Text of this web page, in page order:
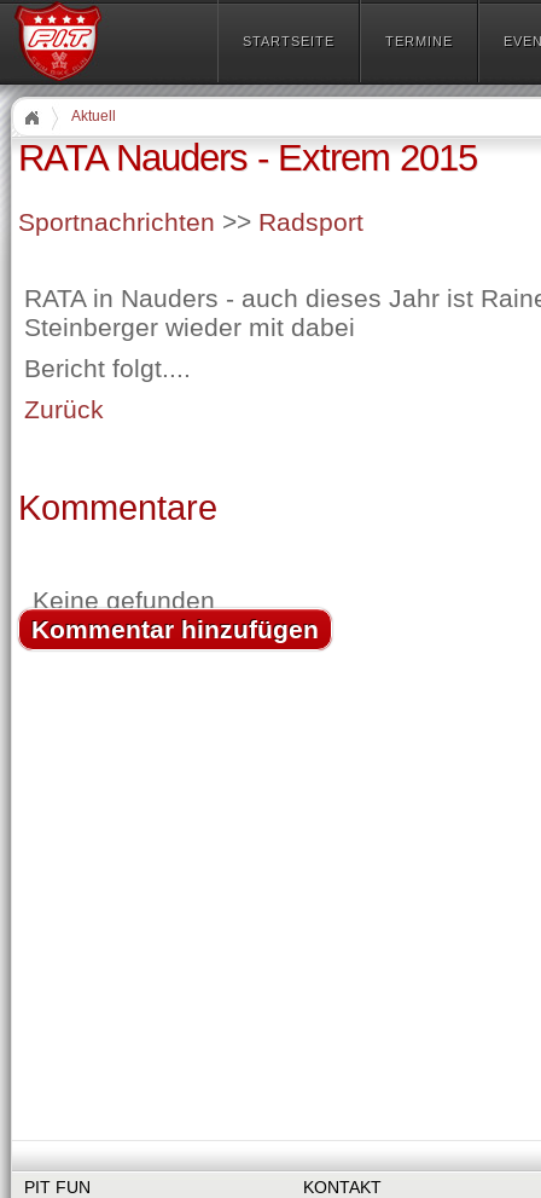
STARTSEITE TERMINE
Aktuell
RATA Nauders - Extrem 2015
Sportnachrichten >> Radsport
RATA in Nauders - auch dieses Jahr ist
Steinberger wieder mit dabei
Bericht folgt....
Zurück
Kommentare
Keine gefunden
Kommentar hinzufügen
PIT FUN KONTAKT